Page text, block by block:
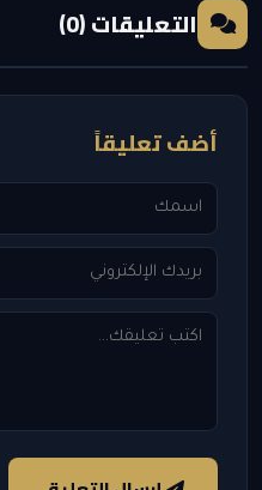
التعليقات (0)
أضف تعليقاً